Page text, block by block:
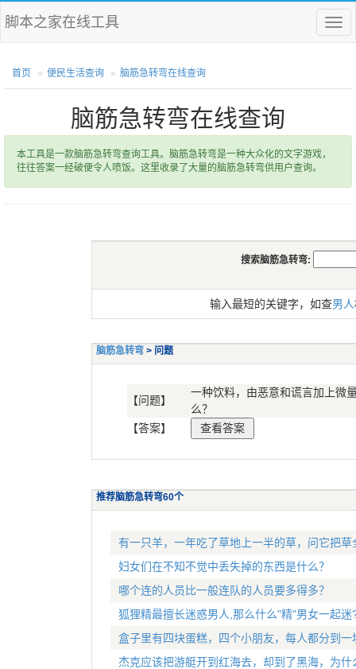
菜
单
脚本之家在线工具
首页 便民生活查询 脑筋急转弯在线查询
脑筋急转弯在线查询
本工具是一款脑筋急转弯查询工具。脑筋急转弯是一种大众化的文字游戏，
往往答案一经破便令人喷饭。这里收录了大量的脑筋急转弯供用户查询。
搜索脑筋急转弯:
输入最短的关键字，如查男人
脑筋急转弯 > 问题
【问题】
一种饮料，由恶意和谎言加上微
么？
【答案】
推荐脑筋急转弯60个
有一只羊，一年吃了草地上一半的草，问它把
妇女们在不知不觉中丢失掉的东西是什么？
哪个连的人员比一般连队的人员要多得多？
狐狸精最擅长迷惑男人,那么什么"精"男女一起迷
盒子里有四块蛋糕，四个小朋友，每人都分到
杰克应该把游艇开到红海去，却到了黑海，为什